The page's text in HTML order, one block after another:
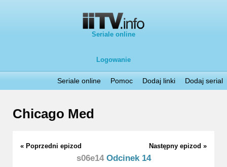
Seriale online
Logowanie
Seriale online Pomoc Dodaj linki Dodaj serial
Chicago Med
« Poprzedni epizod Następny epizod »
s06e14Odcinek 14